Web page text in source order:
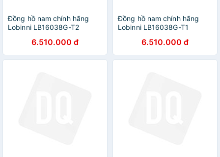
Đồng hồ nam chính hãng
Lobinni LB16038G-T2
6.510.000 đ
Đồng hồ nam chính hãng
Lobinni LB16038G-T1
6.510.000 đ